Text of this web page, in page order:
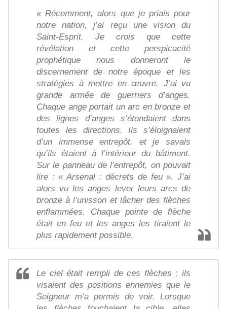
« Récemment, alors que je priais pour
notre nation, j’ai reçu une vision du
Saint-Esprit. Je crois que cette
révélation et cette perspicacité
prophétique nous donneront le
discernement de notre époque et les
stratégies à mettre en œuvre. J’ai vu
grande armée de guerriers d’anges.
Chaque ange portait un arc en bronze et
des lignes d’anges s’étendaient dans
toutes les directions. Ils s’éloignaient
d’un immense entrepôt, et je savais
qu’ils étaient à l’intérieur du bâtiment.
Sur le panneau de l’entrepôt, on pouvait
lire : « Arsenal : décrets de feu ». J’ai
alors vu les anges lever leurs arcs de
bronze à l’unisson et lâcher des flèches
enflammées. Chaque pointe de flèche
était en feu et les anges les tiraient le
plus rapidement possible.
Le ciel était rempli de ces flèches ; ils
visaient des positions ennemies que le
Seigneur m’a permis de voir. Lorsque